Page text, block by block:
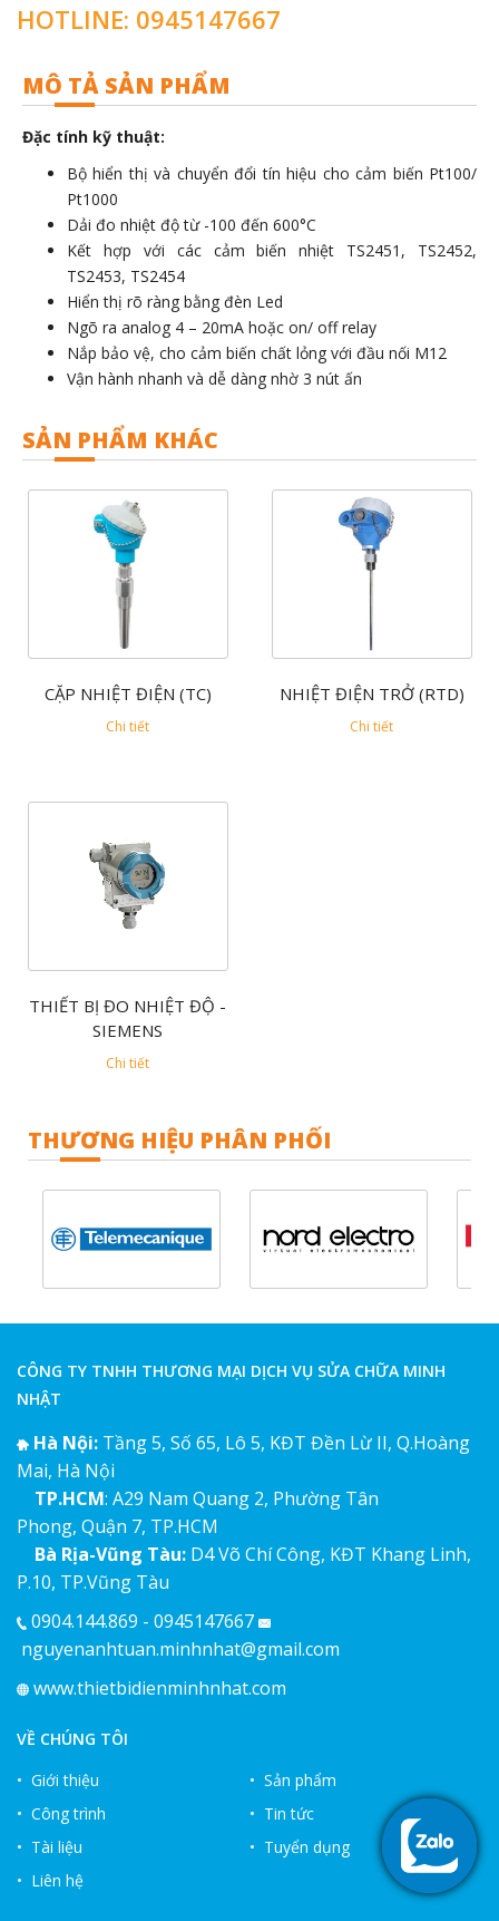
HOTLINE: 0945147667
MÔ TẢ SẢN PHẨM
Đặc tính kỹ thuật:
Bộ hiển thị và chuyển đổi tín hiệu cho cảm biến Pt100/
Pt1000
Dải đo nhiệt độ từ -100 đến 600°C
Kết hợp với các cảm biến nhiệt TS2451, TS2452,
TS2453, TS2454
Hiển thị rõ ràng bằng đèn Led
Ngõ ra analog 4 – 20mA hoặc on/ off relay
Nắp bảo vệ, cho cảm biến chất lỏng với đầu nối M12
Vận hành nhanh và dễ dàng nhờ 3 nút ấn
SẢN PHẨM KHÁC
CẶP NHIỆT ĐIỆN (TC)
Chi tiết
NHIỆT ĐIỆN TRỞ (RTD)
Chi tiết
THIẾT BỊ ĐO NHIỆT ĐỘ -
SIEMENS
Chi tiết
THƯƠNG HIỆU PHÂN PHỐI
CÔNG TY TNHH THƯƠNG MẠI DỊCH VỤ SỬA CHỮA MINH
NHẬT
Hà Nội: Tầng 5, Số 65, Lô 5, KĐT Đền Lừ II, Q.Hoàng
Mai, Hà Nội
TP.HCM: A29 Nam Quang 2, Phường Tân
Phong, Quận 7, TP.HCM
Bà Rịa-Vũng Tàu: D4 Võ Chí Công, KĐT Khang Linh,
P.10, TP.Vũng Tàu
0904.144.869 - 0945147667
nguyenanhtuan.minhnhat@gmail.com
www.thietbidienminhnhat.com
VỀ CHÚNG TÔI
• Giới thiệu
• Sản phẩm
• Công trình
• Tin tức
• Tài liệu
• Tuyển dụng
• Liên hệ